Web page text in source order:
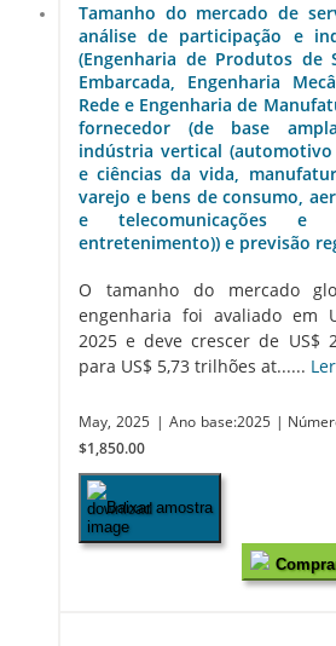
Tamanho do mercado de
análise de participação e
(Engenharia de Produtos de
Embarcada, Engenharia
Rede e Engenharia de
fornecedor (de base
indústria vertical
e ciências da vida,
varejo e bens de consumo,
e telecomunicações
entretenimento)) e previsão
O tamanho do mercado
engenharia foi avaliado em
2025 e deve crescer de US$
para US$ 5,73 trilhões at......
May, 2025 | Ano base:2025 |
$1,850.00
Baixar amostra